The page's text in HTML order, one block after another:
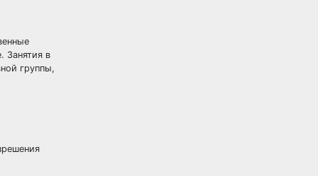
Занятия в
группы,